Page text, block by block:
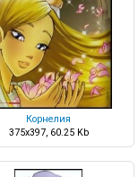
Корнелия
375x397, 60.25 Kb